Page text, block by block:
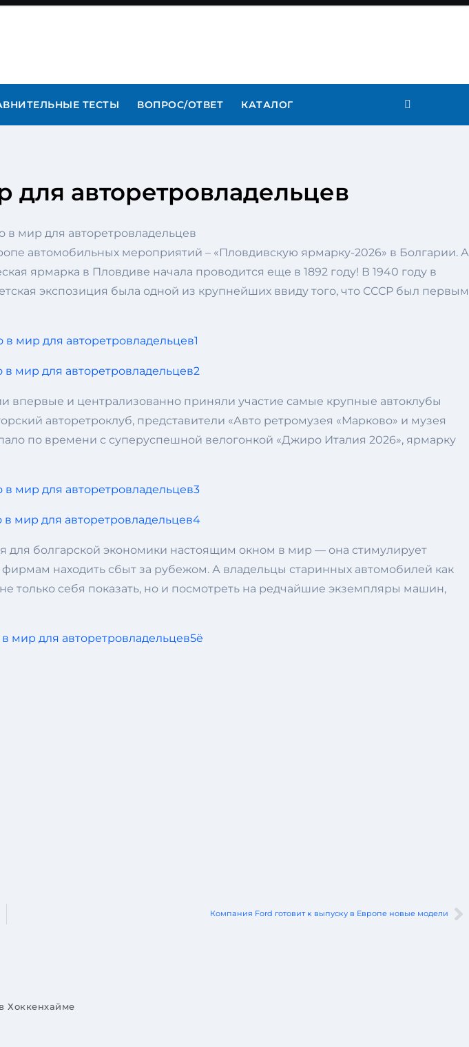
ТЕСТЫ ВОПРОС/ОТВЕТ КАТАЛОГ
для авторетровладельцев
автомобильных мероприятий – «Пловдивскую ярмарку-2026» в Болгарии. А
ярмарка в Пловдиве начала проводится еще в 1892 году! В 1940 году в
экспозиция была одной из крупнейших ввиду того, что СССР был первым
впервые и централизованно приняли участие самые крупные автоклубы
авторетроклуб, представители «Авто ретромузея «Марково» и музея
по времени с суперуспешной велогонкой «Джиро Италия 2026», ярмарку
для болгарской экономики настоящим окном в мир — она стимулирует
находить сбыт за рубежом. А владельцы старинных автомобилей как
только себя показать, но и посмотреть на редчайшие экземпляры машин,
Компания Ford готовит к выпуску в Европе новые модели
Хоккенхайме